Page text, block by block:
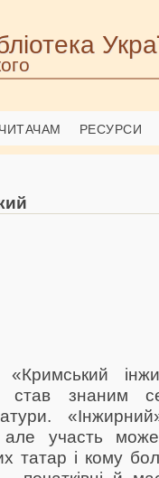
ЧИТАЧАМ РЕСУРСИ
«Кримський
знаним
але участь
татар і кому